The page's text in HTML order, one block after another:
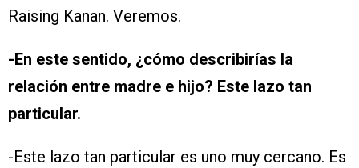
Raising Kanan. Veremos.
-En este sentido, ¿cómo describirías la
relación entre madre e hijo? Este lazo tan
particular.
-Este lazo tan particular es uno muy cercano. Es